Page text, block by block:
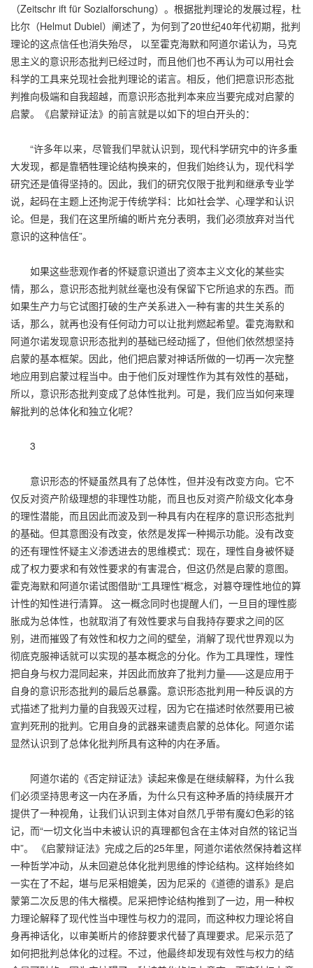
（Zeitschr ift für Sozialforschung）。根据批判理论的发展过程，杜
比尔（Helmut Dubiel）阐述了，为何到了20世纪40年代初期，批判
理论的这点信任也消失殆尽， 以至霍克海默和阿道尔诺认为，马克
思主义的意识形态批判已经过时，而且他们也不再认为可以用社会
科学的工具来兑现社会批判理论的诺言。相反，他们把意识形态批
判推向极端和自我超越，而意识形态批判本来应当要完成对启蒙的
启蒙。《启蒙辩证法》的前言就是以如下的坦白开头的：
“许多年以来，尽管我们早就认识到，现代科学研究中的许多重
大发现，都是靠牺牲理论结构换来的，但我们始终认为，现代科学
研究还是值得坚持的。因此，我们的研究仅限于批判和继承专业学
说，起码在主题上还拘泥于传统学科：比如社会学、心理学和认识
论。但是，我们在这里所编的断片充分表明，我们必须放弃对当代
意识的这种信任”。
如果这些悲观作者的怀疑意识道出了资本主义文化的某些实
情，那么，意识形态批判就丝毫也没有保留下它所追求的东西。而
如果生产力与它试图打破的生产关系进入一种有害的共生关系的
话，那么，就再也没有任何动力可以让批判燃起希望。霍克海默和
阿道尔诺发现意识形态批判的基础已经动摇了，但他们依然想坚持
启蒙的基本框架。因此，他们把启蒙对神话所做的一切再一次完整
地应用到启蒙过程当中。由于他们反对理性作为其有效性的基础，
所以，意识形态批判变成了总体性批判。可是，我们应当如何来理
解批判的总体化和独立化呢？
3
意识形态的怀疑虽然具有了总体性，但并没有改变方向。它不
仅反对资产阶级理想的非理性功能，而且也反对资产阶级文化本身
的理性潜能，而且因此而波及到一种具有内在程序的意识形态批判
的基础。但其意图没有改变，依然是发挥一种揭示功能。没有改变
的还有理性怀疑主义渗透进去的思维模式：现在，理性自身被怀疑
成了权力要求和有效性要求的有害混合，但这仍然是启蒙的意图。
霍克海默和阿道尔诺试图借助“工具理性”概念，对篡夺理性地位的算
计性的知性进行清算。 这一概念同时也提醒人们，一旦目的理性膨
胀成为总体性，也就取消了有效性要求与自我持存要求之间的区
别，进而摧毁了有效性和权力之间的壁垒，消解了现代世界观以为
彻底克服神话就可以实现的基本概念的分化。作为工具理性，理性
把自身与权力混同起来，并因此而放弃了批判力量——这是应用于
自身的意识形态批判的最后总暴露。意识形态批判用一种反讽的方
式描述了批判力量的自我毁灭过程，因为它在描述时依然要用已被
宣判死刑的批判。它用自身的武器来谴责启蒙的总体化。阿道尔诺
显然认识到了总体化批判所具有这种的内在矛盾。
阿道尔诺的《否定辩证法》读起来像是在继续解释，为什么我
们必须坚持思考这一内在矛盾，为什么只有这种矛盾的持续展开才
提供了一种视角，让我们认识到主体对自然几乎带有魔幻色彩的铭
记，而“一切文化当中未被认识的真理都包含在主体对自然的铭记当
中”。 《启蒙辩证法》完成之后的25年里，阿道尔诺依然保持着这样
一种哲学冲动，从未回避总体化批判思维的悖论结构。这样始终如
一实在了不起，堪与尼采相媲美，因为尼采的《道德的谱系》是启
蒙第二次反思的伟大楷模。尼采把悖论结构推到了一边，用一种权
力理论解释了现代性当中理性与权力的混同，而这种权力理论将自
身再神话化，以审美断片的修辞要求代替了真理要求。尼采示范了
如何把批判总体化的过程。不过，他最终却发现有效性与权力的结